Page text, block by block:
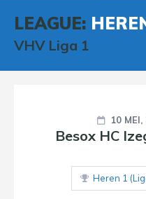
LEAGUE:
VHV Liga 1
10
Besox HC
Heren 1